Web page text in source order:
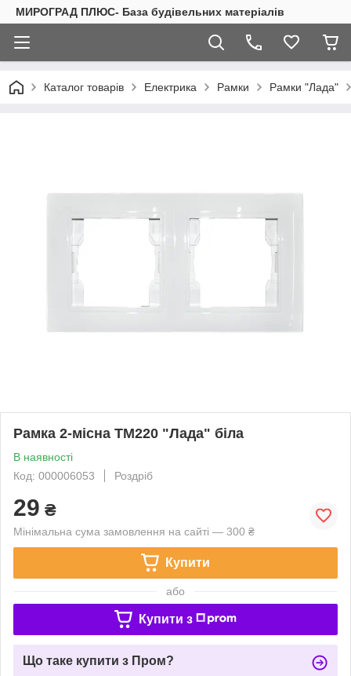
МИРОГРАД ПЛЮС- База будівельних матеріалів
Каталог товарів Електрика Рамки Рамки "Лада"
Рамка 2-місна ТМ220 "Лада" біла
В наявності
Код: 000006053
Роздріб
29 ₴
Мінімальна сума замовлення на сайті — 300 ₴
Купити
або
Купити з
Що таке купити з Пром?